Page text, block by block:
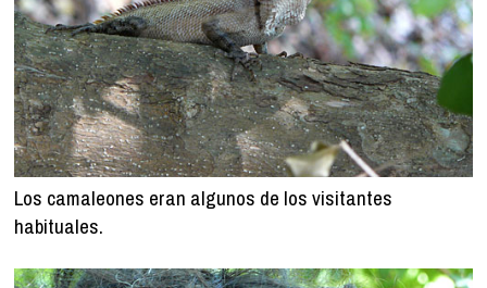
Los camaleones eran algunos de los visitantes
habituales.